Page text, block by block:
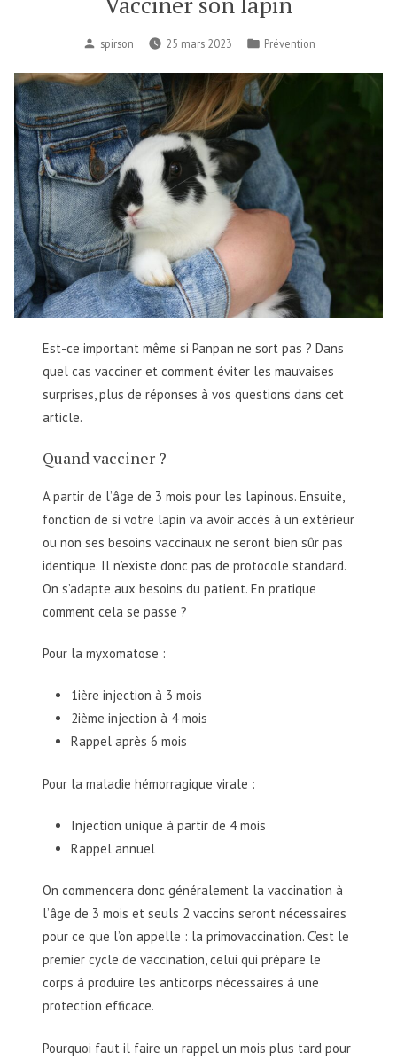
spirson 25 mars 2023 Prévention
Est-ce important même si Panpan ne sort pas ? Dans
quel cas vacciner et comment éviter les mauvaises
surprises, plus de réponses à vos questions dans cet
article.
Quand vacciner ?
A partir de l’âge de 3 mois pour les lapinous. Ensuite,
fonction de si votre lapin va avoir accès à un extérieur
ou non ses besoins vaccinaux ne seront bien sûr pas
identique. Il n’existe donc pas de protocole standard.
On s’adapte aux besoins du patient. En pratique
comment cela se passe ?
Pour la myxomatose :
1ière injection à 3 mois
2ième injection à 4 mois
Rappel après 6 mois
Pour la maladie hémorragique virale :
Injection unique à partir de 4 mois
Rappel annuel
On commencera donc généralement la vaccination à
l’âge de 3 mois et seuls 2 vaccins seront nécessaires
pour ce que l’on appelle : la primovaccination. C’est le
premier cycle de vaccination, celui qui prépare le
corps à produire les anticorps nécessaires à une
protection efficace.
Pourquoi faut il faire un rappel un mois plus tard pour